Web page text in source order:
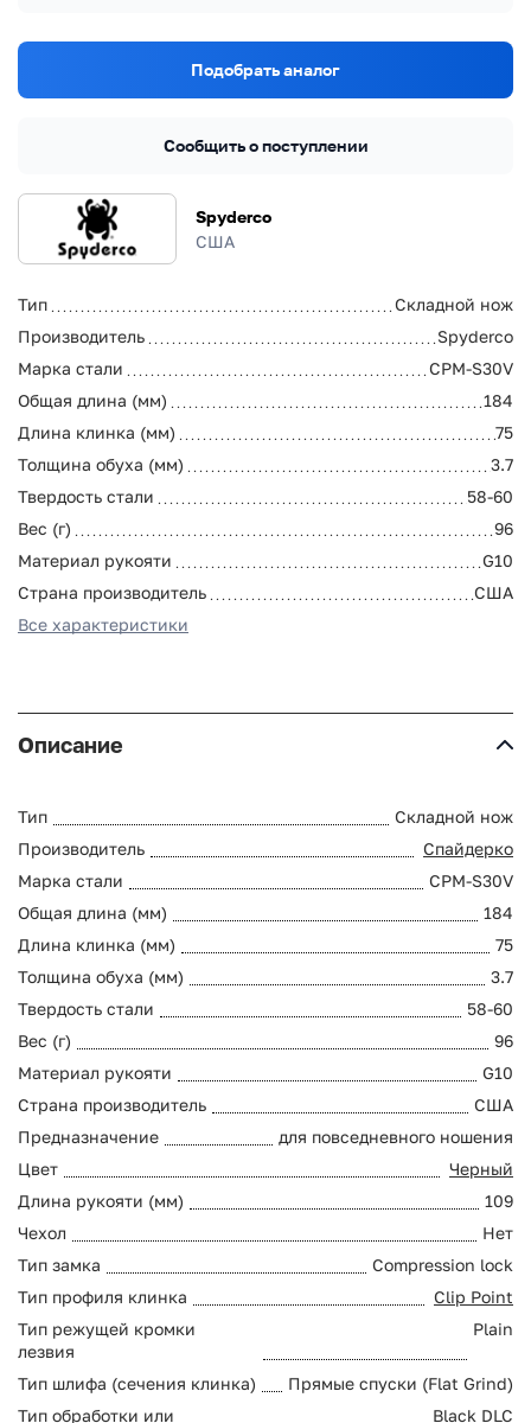
Spyderco
США
Тип
Складной нож
Производитель
Spyderco
Марка стали
CPM-S30V
Общая длина (мм)
184
Длина клинка (мм)
75
Толщина обуха (мм)
3.7
Твердость стали
58-60
Вес (г)
96
Материал рукояти
G10
Страна производитель
США
Все характеристики
Подобрать аналог
Сообщить о поступлении
Описание
Тип
Складной нож
Производитель
Спайдерко
Марка стали
CPM-S30V
Общая длина (мм)
184
Длина клинка (мм)
75
Толщина обуха (мм)
3.7
Твердость стали
58-60
Вес (г)
96
Материал рукояти
G10
Страна производитель
США
Предназначение
для повседневного ношения
Цвет
Черный
Длина рукояти (мм)
109
Чехол
Нет
Тип замка
Compression lock
Тип профиля клинка
Clip Point
Тип режущей кромки
лезвия
Plain
Тип шлифа (сечения клинка)
Прямые спуски (Flat Grind)
Тип обработки или
Black DLC